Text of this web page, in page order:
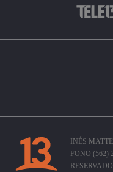
INÉS
FONO (562)